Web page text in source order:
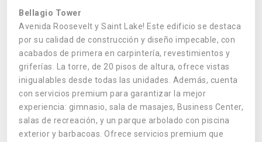
Bellagio Tower
Avenida Roosevelt y Saint Lake! Este edificio se destaca
por su calidad de construcción y diseño impecable, con
acabados de primera en carpintería, revestimientos y
griferías. La torre, de 20 pisos de altura, ofrece vistas
inigualables desde todas las unidades. Además, cuenta
con servicios premium para garantizar la mejor
experiencia: gimnasio, sala de masajes, Business Center,
salas de recreación, y un parque arbolado con piscina
exterior y barbacoas. Ofrece servicios premium que